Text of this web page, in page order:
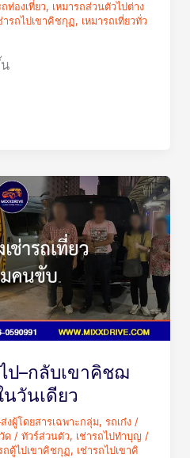
ถท่องเที่ยว, เหมารถส่วนตัวไปต่าง
ารถไปเขาคิชกุฏ, เหมารถเที่ยวทั่ว
ป–กลับเขาคิชฌ
วันเดียว
งผู้โดยสารเฉพาะกลุ่ม, รถเก๋ง /
วัด / ทัวร์ส่วนตัว, เช่ารถไปทำบุญ /
ถตู้ไปเขาคิชกุฏ, เช่ารถไปเขาคิ